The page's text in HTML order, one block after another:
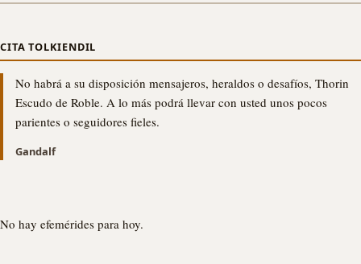
CITA TOLKIENDIL
No habrá a su disposición mensajeros, heraldos o desafíos, Thorin
Escudo de Roble. A lo más podrá llevar con usted unos pocos
parientes o seguidores fieles.
Gandalf
No hay efemérides para hoy.